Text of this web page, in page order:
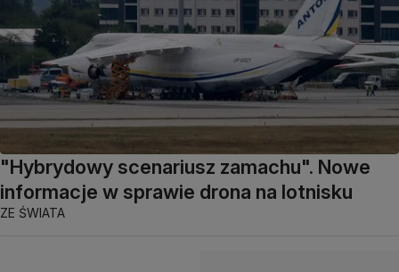
"Hybrydowy scenariusz zamachu". Nowe
informacje w sprawie drona na lotnisku
ZE ŚWIATA